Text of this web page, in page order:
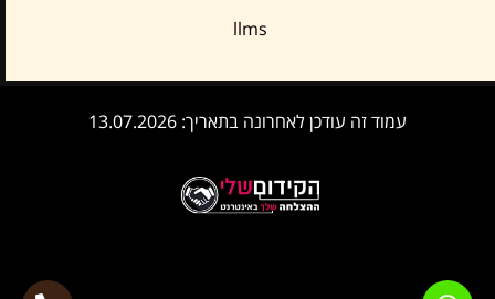
llms
עמוד זה עודכן לאחרונה בתאריך: 13.07.2026